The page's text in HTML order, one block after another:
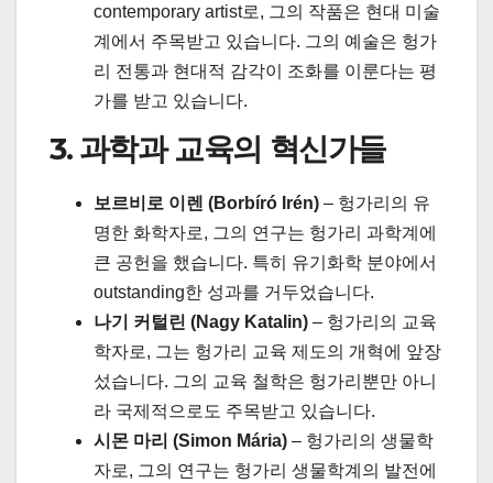
contemporary artist로, 그의 작품은 현대 미술
계에서 주목받고 있습니다. 그의 예술은 헝가
리 전통과 현대적 감각이 조화를 이룬다는 평
가를 받고 있습니다.
3. 과학과 교육의 혁신가들
보르비로 이렌 (Borbíró Irén) – 헝가리의 유
명한 화학자로, 그의 연구는 헝가리 과학계에
큰 공헌을 했습니다. 특히 유기화학 분야에서
outstanding한 성과를 거두었습니다.
나기 커털린 (Nagy Katalin) – 헝가리의 교육
학자로, 그는 헝가리 교육 제도의 개혁에 앞장
섰습니다. 그의 교육 철학은 헝가리뿐만 아니
라 국제적으로도 주목받고 있습니다.
시몬 마리 (Simon Mária) – 헝가리의 생물학
자로, 그의 연구는 헝가리 생물학계의 발전에